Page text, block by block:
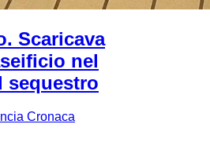
Scaricava
nel
sequestro
Cronaca